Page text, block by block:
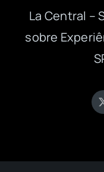
La Central –
sobre